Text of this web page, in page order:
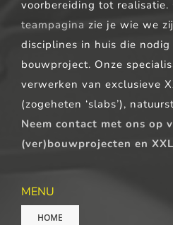
voorbereiding tot realisatie.
teampagina zie je wie we
disciplines in huis die
bouwproject. Onze
verwerken van exclusieve
(zogeheten ‘slabs’),
Neem contact met ons op
(ver)bouwprojecten en
MENU
HOME